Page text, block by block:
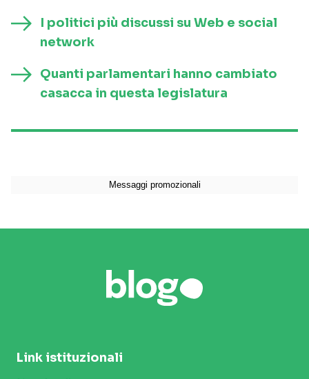
I politici più discussi su Web e social
network
Quanti parlamentari hanno cambiato
casacca in questa legislatura
Link istituzionali